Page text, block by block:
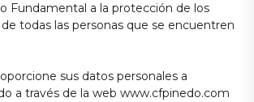
Fundamental a la protección de los
todas las personas que se encuentren
sus datos personales a
a través de la web www.cfpinedo.com